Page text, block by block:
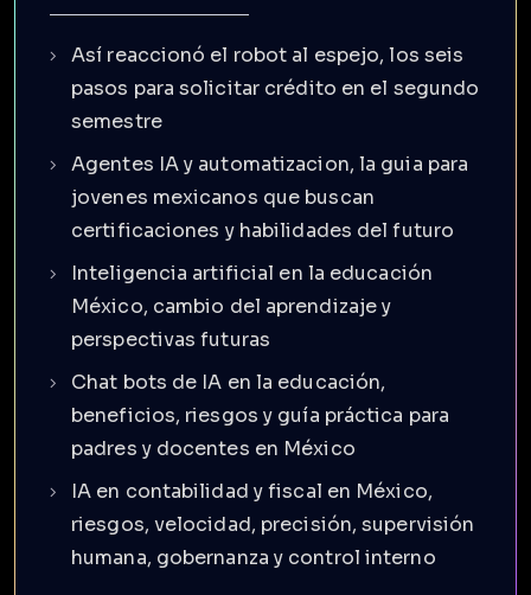
Así reaccionó el robot al espejo, los seis
pasos para solicitar crédito en el segundo
semestre
Agentes IA y automatizacion, la guia para
jovenes mexicanos que buscan
certificaciones y habilidades del futuro
Inteligencia artificial en la educación
México, cambio del aprendizaje y
perspectivas futuras
Chat bots de IA en la educación,
beneficios, riesgos y guía práctica para
padres y docentes en México
IA en contabilidad y fiscal en México,
riesgos, velocidad, precisión, supervisión
humana, gobernanza y control interno